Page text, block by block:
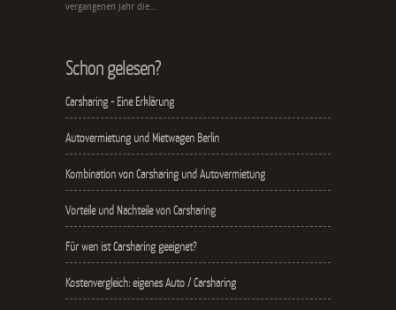
vergangenen Jahr die...
Schon gelesen?
Carsharing - Eine Erklärung
Autovermietung und Mietwagen Berlin
Kombination von Carsharing und Autovermietung
Vorteile und Nachteile von Carsharing
Für wen ist Carsharing geeignet?
Kostenvergleich: eigenes Auto / Carsharing